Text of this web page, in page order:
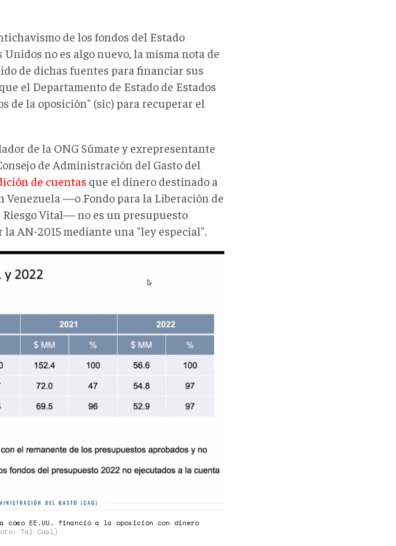
de los fondos del Estado
no es algo nuevo, la misma nota de
de dichas fuentes para financiar sus
el Departamento de Estado de Estados
de la oposición" (sic) para recuperar el
de la ONG Súmate y exrepresentante
de Administración del Gasto del
de cuentas que el dinero destinado a
Venezuela —o Fondo para la Liberación de
Riesgo Vital— no es un presupuesto
AN-2015 mediante una "ley especial".
cómo EE.UU. financió a la oposición con dinero
Tal Cual)